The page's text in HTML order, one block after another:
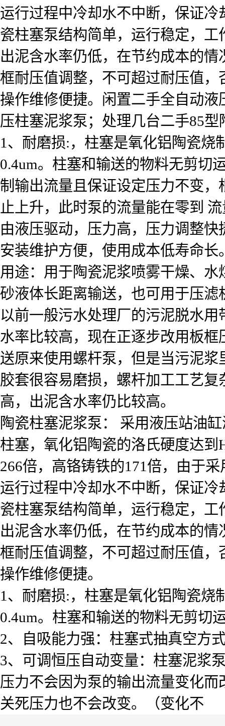
运行过程中冷却水不中断，保证
瓷柱塞泵结构简单，运行稳定，工
出泥含水率仍低，在节约成本的
框耐压值调整，不可超过耐压值
操作维修便捷。 闲置二手全自动液
压柱塞泥浆泵；处理几台二手85
1、耐磨损:，柱塞是氧化铝陶瓷烧
0.4um。柱塞和输送的物料无剪切
制输出流量且保证设定压力不变
止上升，此时泵的流量能在零到
由液压驱动，压力高，压力调整
安装维护方便，使用成本低寿命长
用途：用于陶瓷泥浆喷雾干燥、
砂液体长距离输送，也可用于压滤
以前一般污水处理厂的污泥脱水
水率比较高，现在正逐步改用板
送原来使用螺杆泵，但是当污泥
胶套很容易磨损，螺杆加工工艺
高，出泥含水率仍比较高。
陶瓷柱塞泥浆泵： 采用液压站油
柱塞，氧化铝陶瓷的洛氏硬度达
266倍，高铬铸铁的171倍，由于
运行过程中冷却水不中断，保证
瓷柱塞泵结构简单，运行稳定，工
出泥含水率仍低，在节约成本的
框耐压值调整，不可超过耐压值
操作维修便捷。
1、耐磨损:，柱塞是氧化铝陶瓷烧
0.4um。柱塞和输送的物料无剪切
2、自吸能力强：柱塞式抽真空方
3、可调恒压自动变量：柱塞泥浆
压力不会因为泵的输出流量变化
关死压力也不会改变。（变化不